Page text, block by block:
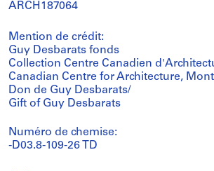
ARCH187064
Mention de crédit:
Guy Desbarats fonds
Collection Centre Canadien
Canadian Centre for Architecture,
Don de Guy Desbarats/
Gift of Guy Desbarats
Numéro de chemise:
-D03.8-109-26 TD